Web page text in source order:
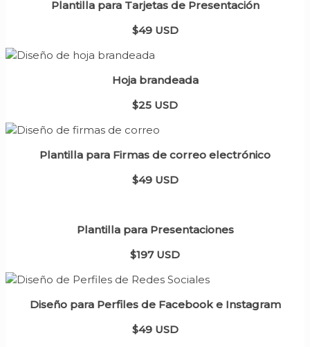
Plantilla para Tarjetas de Presentación
$49 USD
Hoja brandeada
$25 USD
Plantilla para Firmas de correo electrónico
$49 USD
Plantilla para Presentaciones
$197 USD
Diseño para Perfiles de Facebook e Instagram
$49 USD